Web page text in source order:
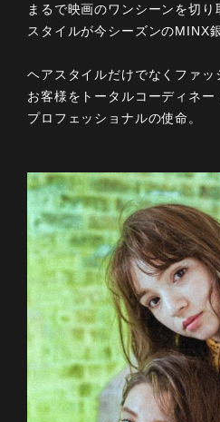
まるで映画のワンシーンを切
スタイルが今シーズンのMINX
ヘアスタイルだけでなくファッ
お客様をトータルコーディネー
プロフェッショナルの使命。